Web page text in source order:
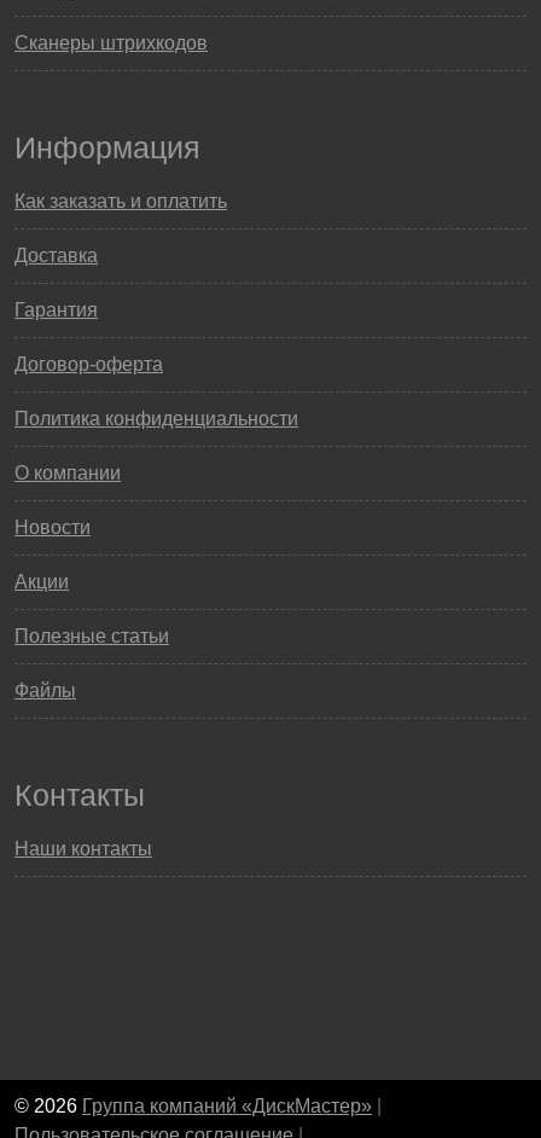
Сканеры штрихкодов
Информация
Как заказать и оплатить
Доставка
Гарантия
Договор-оферта
Политика конфиденциальности
О компании
Новости
Акции
Полезные статьи
Файлы
Контакты
Наши контакты
© 2026 Группа компаний «ДискМастер»